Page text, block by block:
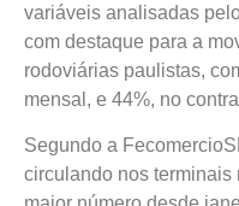
variáveis analisadas
com destaque para a
rodoviárias paulistas,
mensal, e 44%, no
Segundo a
circulando nos terminais